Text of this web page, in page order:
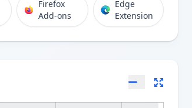
Firefox
Add-ons
Edge
Extension